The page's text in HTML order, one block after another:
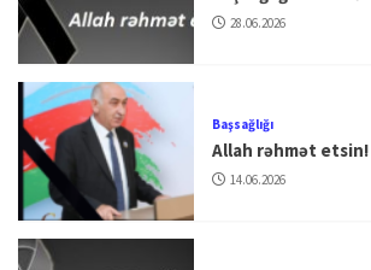
28.06.2026
Başsağlığı
Allah rəhmət etsin!
14.06.2026